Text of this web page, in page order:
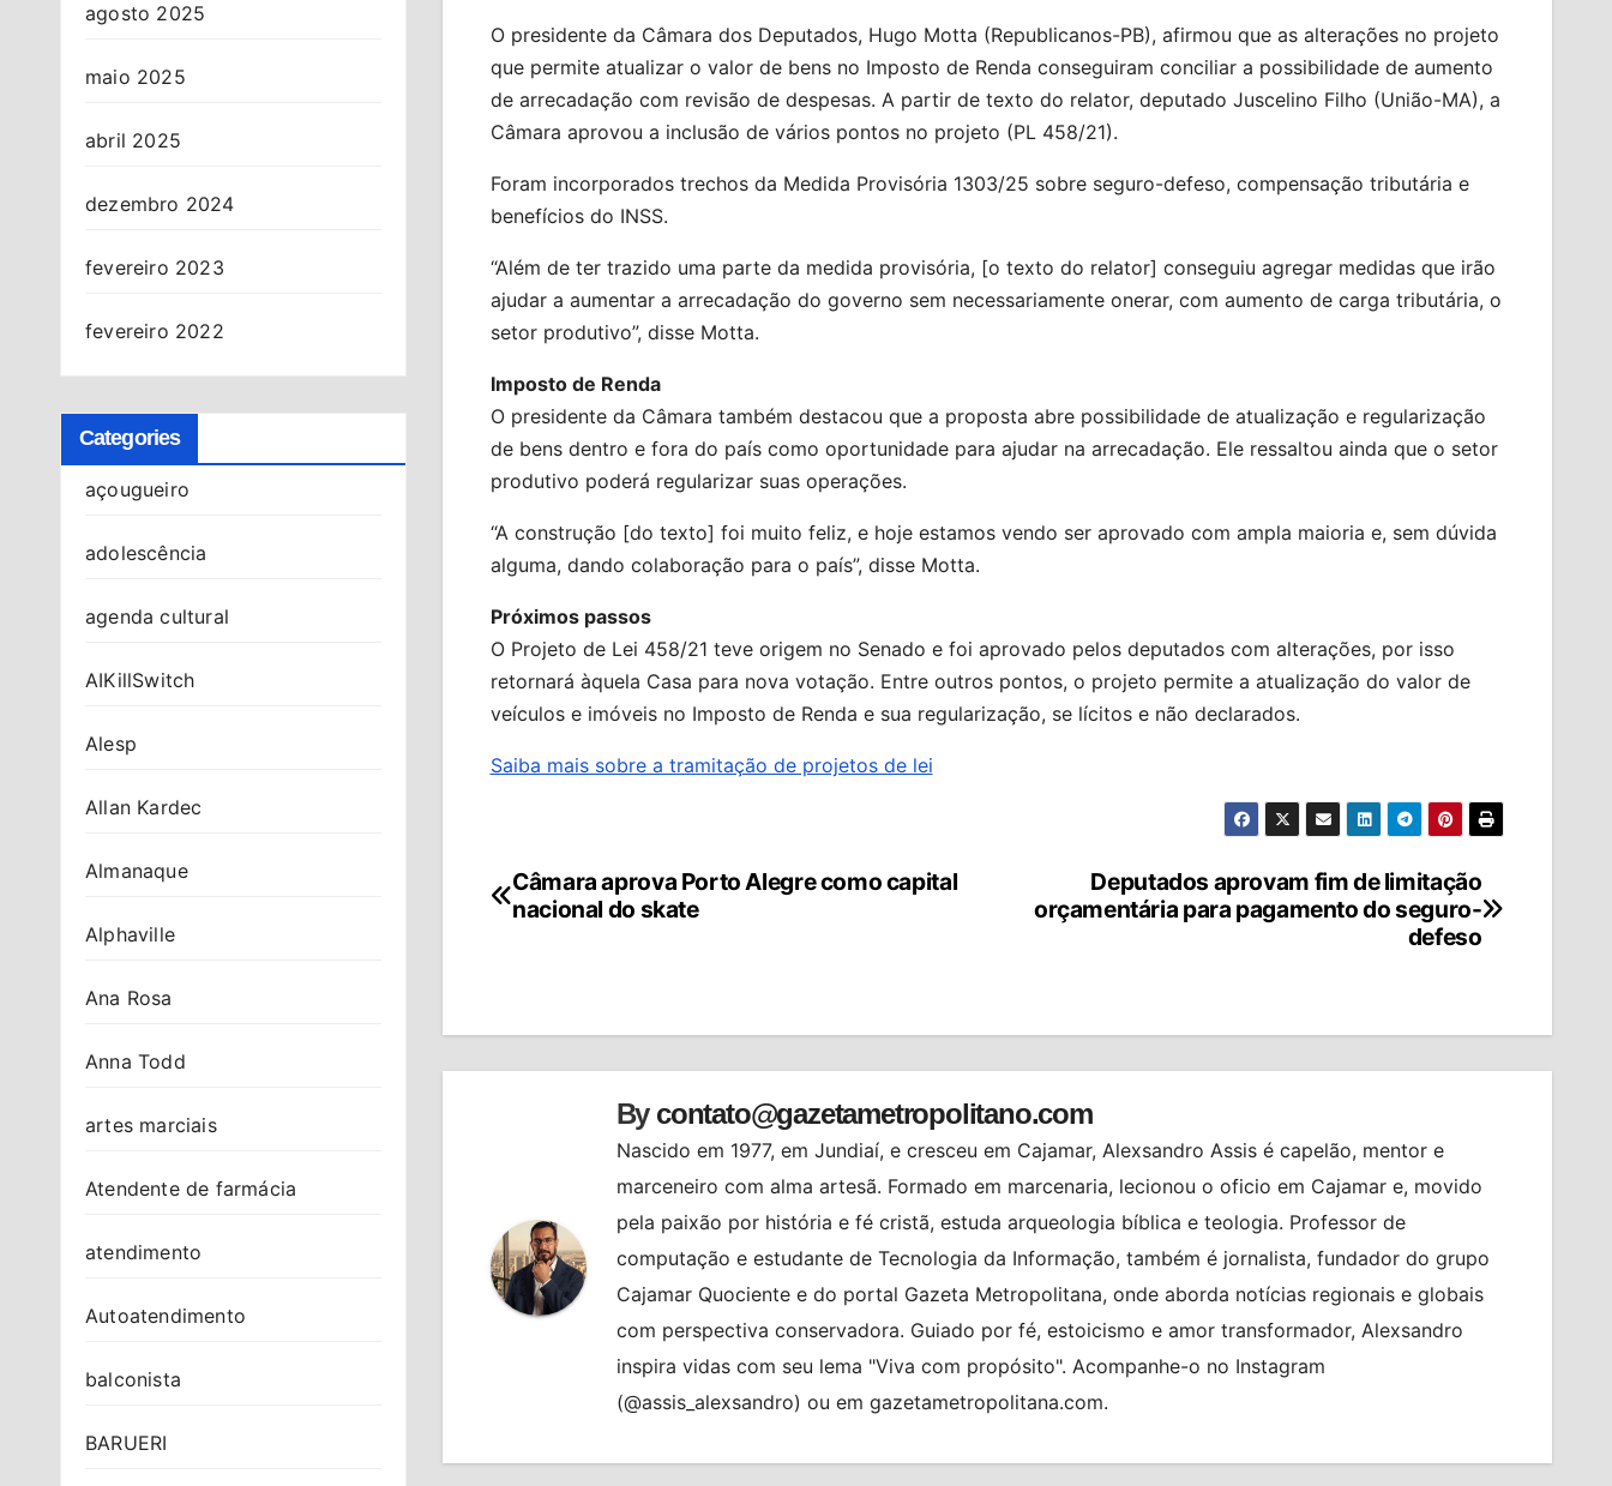
agosto 2025
maio 2025
abril 2025
dezembro 2024
fevereiro 2023
fevereiro 2022
Categories
açougueiro
adolescência
agenda cultural
AIKillSwitch
Alesp
Allan Kardec
Almanaque
Alphaville
Ana Rosa
Anna Todd
artes marciais
Atendente de farmácia
atendimento
Autoatendimento
balconista
BARUERI
O presidente da Câmara dos Deputados, Hugo Motta (Republicanos-PB), afirmou que as alterações no projeto
que permite atualizar o valor de bens no Imposto de Renda conseguiram conciliar a possibilidade de aumento
de arrecadação com revisão de despesas. A partir de texto do relator, deputado Juscelino Filho (União-MA), a
Câmara aprovou a inclusão de vários pontos no projeto (PL 458/21).
Foram incorporados trechos da Medida Provisória 1303/25 sobre seguro-defeso, compensação tributária e
benefícios do INSS.
“Além de ter trazido uma parte da medida provisória, [o texto do relator] conseguiu agregar medidas que irão
ajudar a aumentar a arrecadação do governo sem necessariamente onerar, com aumento de carga tributária, o
setor produtivo”, disse Motta.
Imposto de Renda
O presidente da Câmara também destacou que a proposta abre possibilidade de atualização e regularização
de bens dentro e fora do país como oportunidade para ajudar na arrecadação. Ele ressaltou ainda que o setor
produtivo poderá regularizar suas operações.
“A construção [do texto] foi muito feliz, e hoje estamos vendo ser aprovado com ampla maioria e, sem dúvida
alguma, dando colaboração para o país”, disse Motta.
Próximos passos
O Projeto de Lei 458/21 teve origem no Senado e foi aprovado pelos deputados com alterações, por isso
retornará àquela Casa para nova votação. Entre outros pontos, o projeto permite a atualização do valor de
veículos e imóveis no Imposto de Renda e sua regularização, se lícitos e não declarados.
Saiba mais sobre a tramitação de projetos de lei
Navegação
Deputados aprovam fim de limitação
orçamentária para pagamento do seguro-
defeso
Câmara aprova Porto Alegre como capital
nacional do skate
By contato@gazetametropolitano.com
Nascido em 1977, em Jundiaí, e cresceu em Cajamar, Alexsandro Assis é capelão, mentor e
marceneiro com alma artesã. Formado em marcenaria, lecionou o oficio em Cajamar e, movido
pela paixão por história e fé cristã, estuda arqueologia bíblica e teologia. Professor de
computação e estudante de Tecnologia da Informação, também é jornalista, fundador do grupo
Cajamar Quociente e do portal Gazeta Metropolitana, onde aborda notícias regionais e globais
com perspectiva conservadora. Guiado por fé, estoicismo e amor transformador, Alexsandro
inspira vidas com seu lema "Viva com propósito". Acompanhe-o no Instagram
(@assis_alexsandro) ou em gazetametropolitana.com.